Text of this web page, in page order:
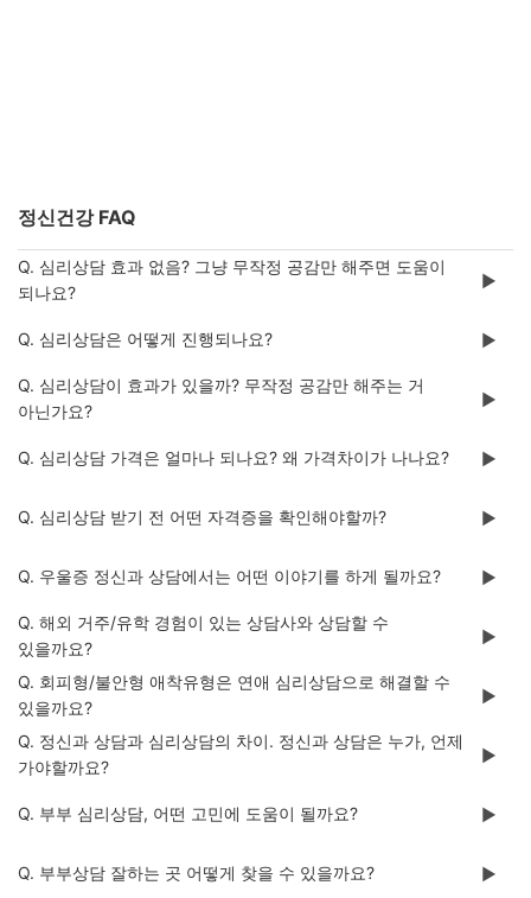
정신건강 FAQ
Q. 심리상담 효과 없음? 그냥 무작정 공감만 해주면 도움이
되나요?
▶️
Q. 심리상담은 어떻게 진행되나요? ▶️
Q. 심리상담이 효과가 있을까? 무작정 공감만 해주는 거
아닌가요?
▶️
Q. 심리상담 가격은 얼마나 되나요? 왜 가격차이가 나나요? ▶️
Q. 심리상담 받기 전 어떤 자격증을 확인해야할까? ▶️
Q. 우울증 정신과 상담에서는 어떤 이야기를 하게 될까요? ▶️
Q. 해외 거주/유학 경험이 있는 상담사와 상담할 수
있을까요?
▶️
Q. 회피형/불안형 애착유형은 연애 심리상담으로 해결할 수
있을까요?
▶️
Q. 정신과 상담과 심리상담의 차이. 정신과 상담은 누가, 언제
가야할까요?
▶️
Q. 부부 심리상담, 어떤 고민에 도움이 될까요? ▶️
Q. 부부상담 잘하는 곳 어떻게 찾을 수 있을까요? ▶️